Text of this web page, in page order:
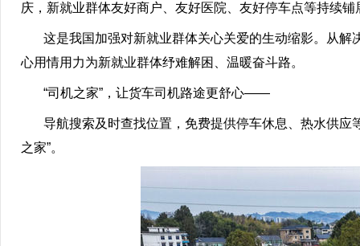
庆，新就业群体友好商户、友好医院、友好停车点等持续
这是我国加强对新就业群体关心关爱的生动缩影。从解
心用情用力为新就业群体纾难解困、温暖奋斗路。
“司机之家”，让货车司机路途更舒心——
导航搜索及时查找位置，免费提供停车休息、热水供应
之家”。